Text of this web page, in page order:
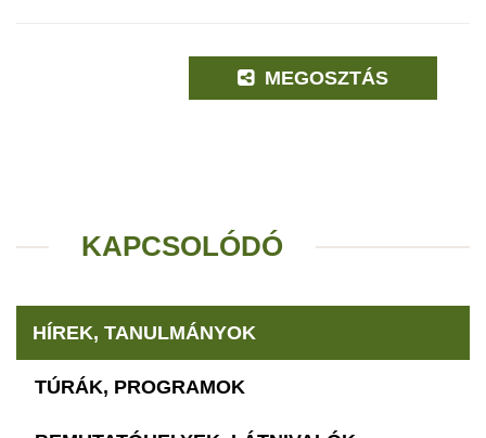
MEGOSZTÁS
KAPCSOLÓDÓ
HÍREK, TANULMÁNYOK
TÚRÁK, PROGRAMOK